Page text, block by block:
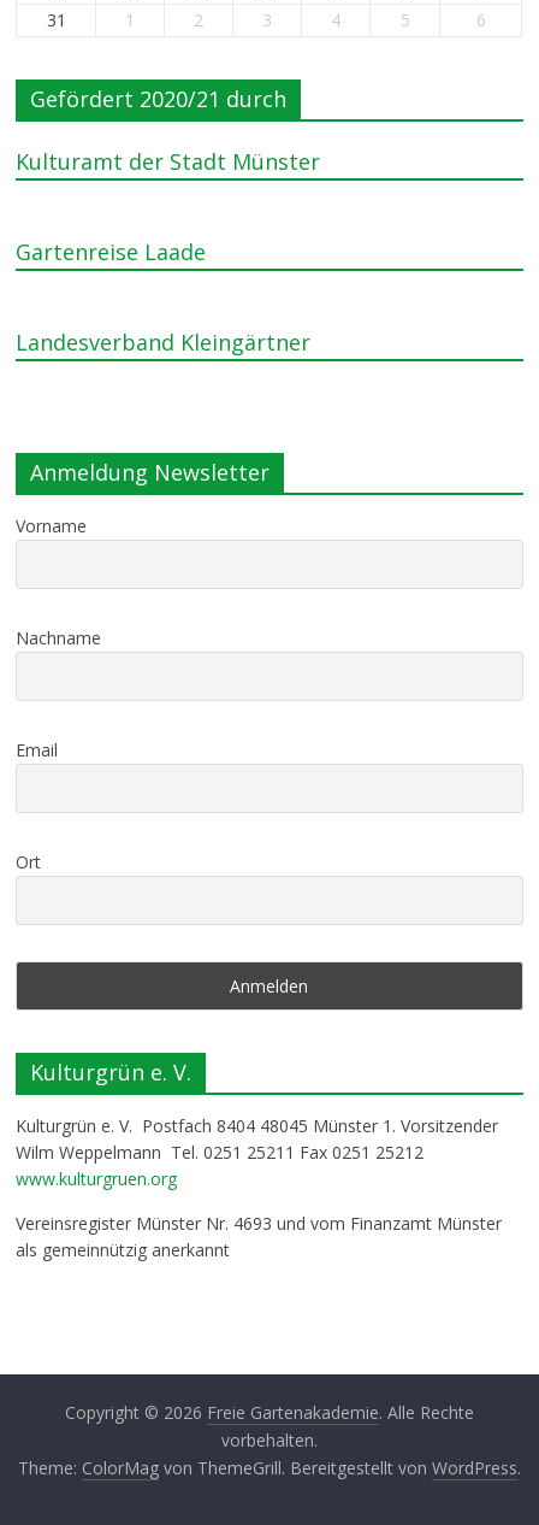
31
1 2 3 4 5 6
Gefördert 2020/21 durch
Kulturamt der Stadt Münster
Gartenreise Laade
Landesverband Kleingärtner
Anmeldung Newsletter
Vorname
Nachname
Email
Ort
Kulturgrün e. V.
Kulturgrün e. V. Postfach 8404 48045 Münster 1. Vorsitzender
Wilm Weppelmann Tel. 0251 25211 Fax 0251 25212
www.kulturgruen.org
Vereinsregister Münster Nr. 4693 und vom Finanzamt Münster
als gemeinnützig anerkannt
Copyright © 2026 Freie Gartenakademie. Alle Rechte
vorbehalten.
Theme: ColorMagvon ThemeGrill. Bereitgestellt von WordPress.